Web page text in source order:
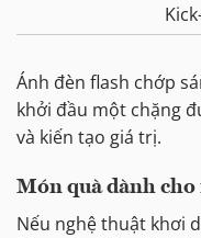
Ánh đèn flash chớp
khởi đầu một chặng
và kiến tạo giá trị.
Món quà dành
Nếu nghệ thuật khơi